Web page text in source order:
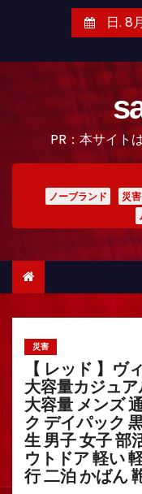
日. 8
PR：本サイト
ノーブランド 災害
災害
【 レッド 】
大容量カジュ
大容量 メンズ
ク デイパック
生 男子 女子 部
ウトドア 軽い
行 二泊 かばん